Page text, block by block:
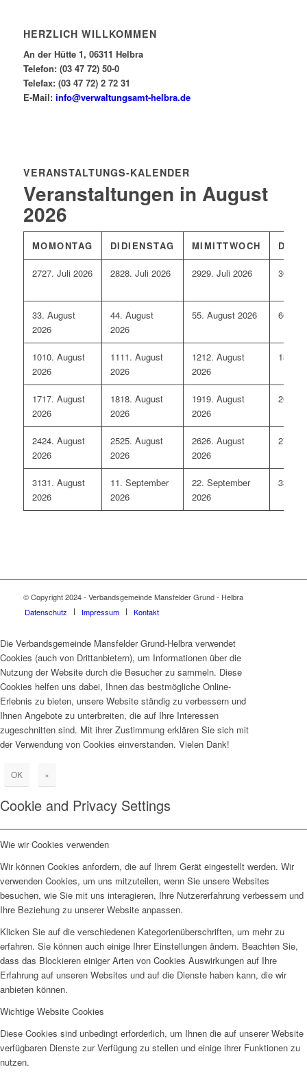
HERZLICH WILLKOMMEN
An der Hütte 1, 06311 Helbra
Telefon: (03 47 72) 50-0
Telefax: (03 47 72) 2 72 31
E-Mail: info@verwaltungsamt-helbra.de
VERANSTALTUNGS-KALENDER
Veranstaltungen in August
2026
MOMONTAG DI DIENSTAG MIMITTWOCH DO
2727. Juli 2026 2828. Juli 2026 2929. Juli 2026 30
33. August
2026
44. August
2026
55. August 2026 66.
1010. August
2026
1111. August
2026
1212. August
2026
13
1717. August
2026
1818. August
2026
1919. August
2026
20
2424. August
2026
2525. August
2026
2626. August
2026
27
3131. August
2026
11. September
2026
22. September
2026
33.
© Copyright 2024 - Verbandsgemeinde Mansfelder Grund - Helbra
Datenschutz
Impressum Kontakt
Die Verbandsgemeinde Mansfelder Grund-Helbra verwendet
Cookies (auch von Drittanbietern), um Informationen über die
Nutzung der Website durch die Besucher zu sammeln. Diese
Cookies helfen uns dabei, Ihnen das bestmögliche Online-
Erlebnis zu bieten, unsere Website ständig zu verbessern und
Ihnen Angebote zu unterbreiten, die auf Ihre Interessen
zugeschnitten sind. Mit ihrer Zustimmung erklären Sie sich mit
der Verwendung von Cookies einverstanden. Vielen Dank!
OK ×
Cookie and Privacy Settings
Wie wir Cookies verwenden
Wir können Cookies anfordern, die auf Ihrem Gerät eingestellt werden. Wir
verwenden Cookies, um uns mitzuteilen, wenn Sie unsere Websites
besuchen, wie Sie mit uns interagieren, Ihre Nutzererfahrung verbessern und
Ihre Beziehung zu unserer Website anpassen.
Klicken Sie auf die verschiedenen Kategorienüberschriften, um mehr zu
erfahren. Sie können auch einige Ihrer Einstellungen ändern. Beachten Sie,
dass das Blockieren einiger Arten von Cookies Auswirkungen auf Ihre
Erfahrung auf unseren Websites und auf die Dienste haben kann, die wir
anbieten können.
Wichtige Website Cookies
Diese Cookies sind unbedingt erforderlich, um Ihnen die auf unserer Website
verfügbaren Dienste zur Verfügung zu stellen und einige ihrer Funktionen zu
nutzen.